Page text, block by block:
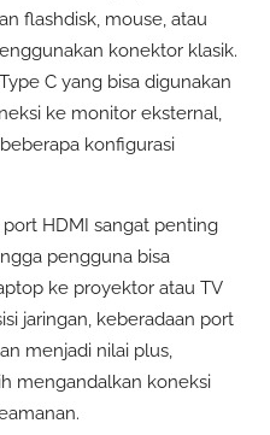
flashdisk, mouse, atau
konektor klasik.
C yang bisa digunakan
ke monitor eksternal,
konfigurasi
HDMI sangat penting
pengguna bisa
ke proyektor atau TV
jaringan, keberadaan port
menjadi nilai plus,
mengandalkan koneksi